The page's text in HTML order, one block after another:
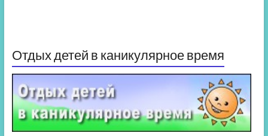
Отдых детей в каникулярное время